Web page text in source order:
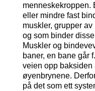
menneskekroppen.
eller mindre fast
muskler, grupper
og som binder
Muskler og
baner, en bane går
veien opp baksiden
øyenbrynene.
på det som ett